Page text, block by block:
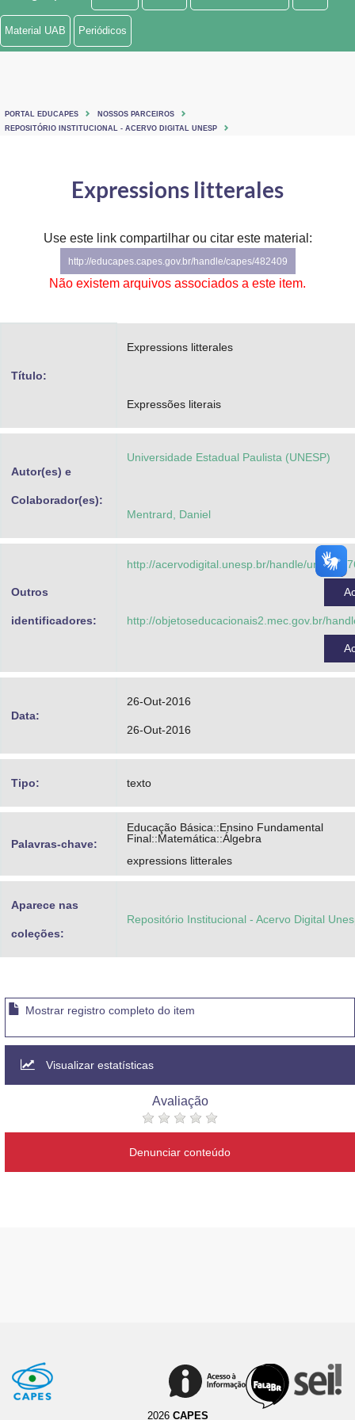
Ministério de Minas e Energia
Ministério do Turismo
Controladoria-Geral da União
Advocacia-Geral da União
Material UAB Periódicos
PORTAL EDUCAPES
NOSSOS PARCEIROS
REPOSITÓRIO INSTITUCIONAL - ACERVO DIGITAL UNESP
Expressions litterales
Use este link compartilhar ou citar este material:
http://educapes.capes.gov.br/handle/capes/482409
Não existem arquivos associados a este item.
Título:
Expressions litterales
Expressões literais
Autor(es) e
Colaborador(es):
Universidade Estadual Paulista (UNESP)
Mentrard, Daniel
Outros
identificadores:
http://acervodigital.unesp.br/handle/unesp/
http://objetoseducacionais2.mec.gov.br/
Data:
26-Out-2016
26-Out-2016
Tipo: texto
Palavras-chave:
Educação Básica::Ensino Fundamental
Final::Matemática::Álgebra
expressions litterales
Aparece nas
coleções:
Repositório Institucional - Acervo Digital
Mostrar registro completo do item
Visualizar estatísticas
Avaliação
Denunciar conteúdo
2026 CAPES